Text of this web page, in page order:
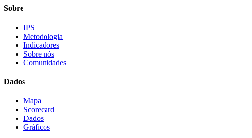
Sobre
IPS
Metodologia
Indicadores
Sobre nós
Comunidades
Dados
Mapa
Scorecard
Dados
Gráficos